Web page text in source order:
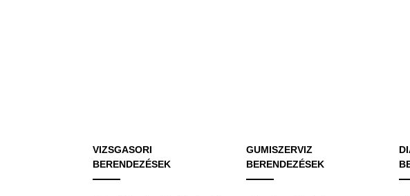
VIZSGASORI
BERENDEZÉSEK
GUMISZERVIZ
BERENDEZÉSEK